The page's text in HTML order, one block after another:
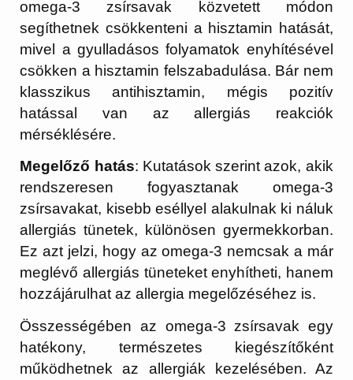
omega-3 zsírsavak közvetett módon
segíthetnek csökkenteni a hisztamin hatását,
mivel a gyulladásos folyamatok enyhítésével
csökken a hisztamin felszabadulása. Bár nem
klasszikus antihisztamin, mégis pozitív
hatással van az allergiás reakciók
mérséklésére.
Megelőző hatás: Kutatások szerint azok, akik
rendszeresen fogyasztanak omega-3
zsírsavakat, kisebb eséllyel alakulnak ki náluk
allergiás tünetek, különösen gyermekkorban.
Ez azt jelzi, hogy az omega-3 nemcsak a már
meglévő allergiás tüneteket enyhítheti, hanem
hozzájárulhat az allergia megelőzéséhez is.
Összességében az omega-3 zsírsavak egy
hatékony, természetes kiegészítőként
működhetnek az allergiák kezelésében. Az